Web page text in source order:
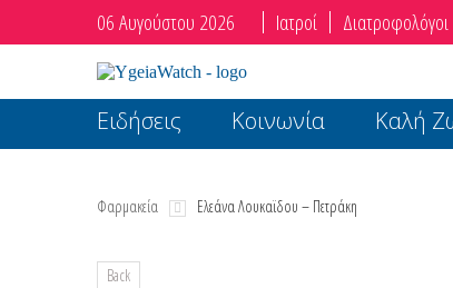
06 Αυγούστου 2026 Ιατροί Διατροφολόγοι
Ειδήσεις Κοινωνία Καλή
Φαρμακεία Ελεάνα Λουκαϊδου – Πετράκη
Back